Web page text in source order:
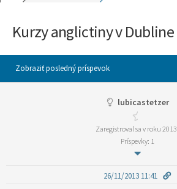
Kurzy anglictiny v Dubline
Zobraziť posledný príspevok
lubicastetzer
Zaregistroval sa v roku 2013
Príspevky: 1
26/11/2013 11:41